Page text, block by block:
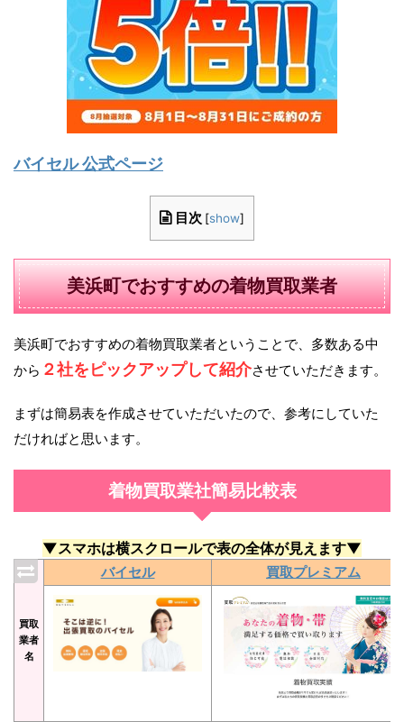
バイセル 公式ページ
目次 [show]
美浜町でおすすめの着物買取業者
美浜町でおすすめの着物買取業者ということで、多数ある中
から ２社をピックアップして紹介させていただきます。
まずは簡易表を作成させていただいたので、参考にしていた
だければと思います。
着物買取業社簡易比較表
▼スマホは横スクロールで表の全体が見えます▼
買取
業者
名
バイセル 買取プレミアム